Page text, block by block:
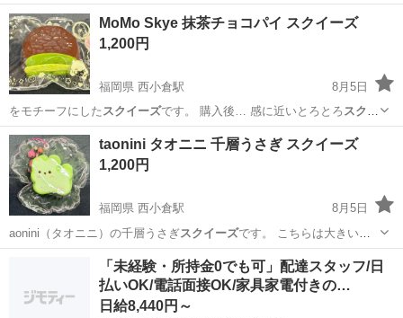
MoMo Skye 抹茶チョコパイ スクイーズ
1,200円
福岡県 西小倉駅
8月5日
をモチーフにした スクイーズ です。 購入後… 感に近いとろとろ スクイ
ーズなので 本体に少… mo Skyeスクイーズ抹茶チョコパイ… あり
【付属品】スクイーズ本体・チャーム・…
福岡 北九州市 西小倉駅 おもちゃ スクイーズ
taonini タオニニ 千層うさぎ スクイーズ
1,200円
福岡県 西小倉駅
8月5日
aonini（タオニニ）の千層うさぎスクイーズです。 こちらは大きいサ
イズです。 …北九州市 西小倉駅 おもちゃ
「未経験・所持金0でも可」配達スタッフ/日
払いOK/電話面接OK/家具家電付きの…
日給8,440円～